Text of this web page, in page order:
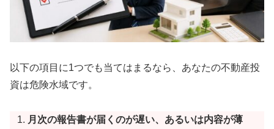
以下の項目に1つでも当てはまるなら、あなたの不動産投
資は危険水域です。
月次の報告書が届くのが遅い、あるいは内容が薄